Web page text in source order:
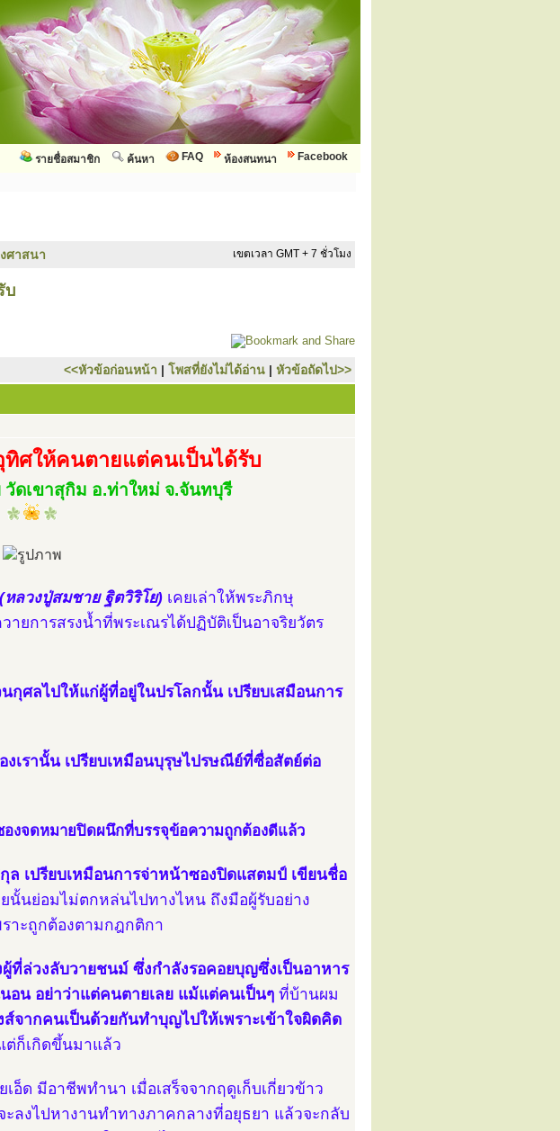
Facebook
ห้องสนทนา
FAQ
ค้นหา
รายชื่อสมาชิก
ศาสนา เขตเวลา GMT + 7 ชั่วโมง
บ
<<หัวข้อก่อนหน้า | โพสที่ยังไม่ได้อ่าน | หัวข้อถัดไป>>
ทิศให้คนตายแต่คนเป็นได้รับ
ดเขาสุกิม อ.ท่าใหม่ จ.จันทบุรี
(หลวงปู่สมชาย ฐิตวิริโย) เคยเล่าให้พระภิกษุ
ยการสรงน้ำที่พระเณรได้ปฏิบัติเป็นอาจริยวัตร
ศลไปให้แก่ผู้ที่อยู่ในปรโลกนั้น เปรียบเสมือนการ
เรานั้น เปรียบเหมือนบุรุษไปรษณีย์ที่ซื่อสัตย์ต่อ
งจดหมายปิดผนึกที่บรรจุข้อความถูกต้องดีแล้ว
เปรียบเหมือนการจ่าหน้าซองปิดแสตมป์ เขียนชื่อ
นั้นย่อมไม่ตกหล่นไปทางไหน ถึงมือผู้รับอย่าง
ราะถูกต้องตามกฎกติกา
ล่วงลับวายชนม์ ซึ่งกำลังรอคอยบุญซึ่งเป็นอาหาร
อน อย่าว่าแต่คนตายเลย แม้แต่คนเป็นๆ ที่บ้านผม
จากคนเป็นด้วยกันทำบุญไปให้เพราะเข้าใจผิดคิด
ต่ก็เกิดขึ้นมาแล้ว
ด มีอาชีพทำนา เมื่อเสร็จจากฤดูเก็บเกี่ยวข้าว
ลงไปหางานทำทางภาคกลางที่อยุธยา แล้วจะกลับ